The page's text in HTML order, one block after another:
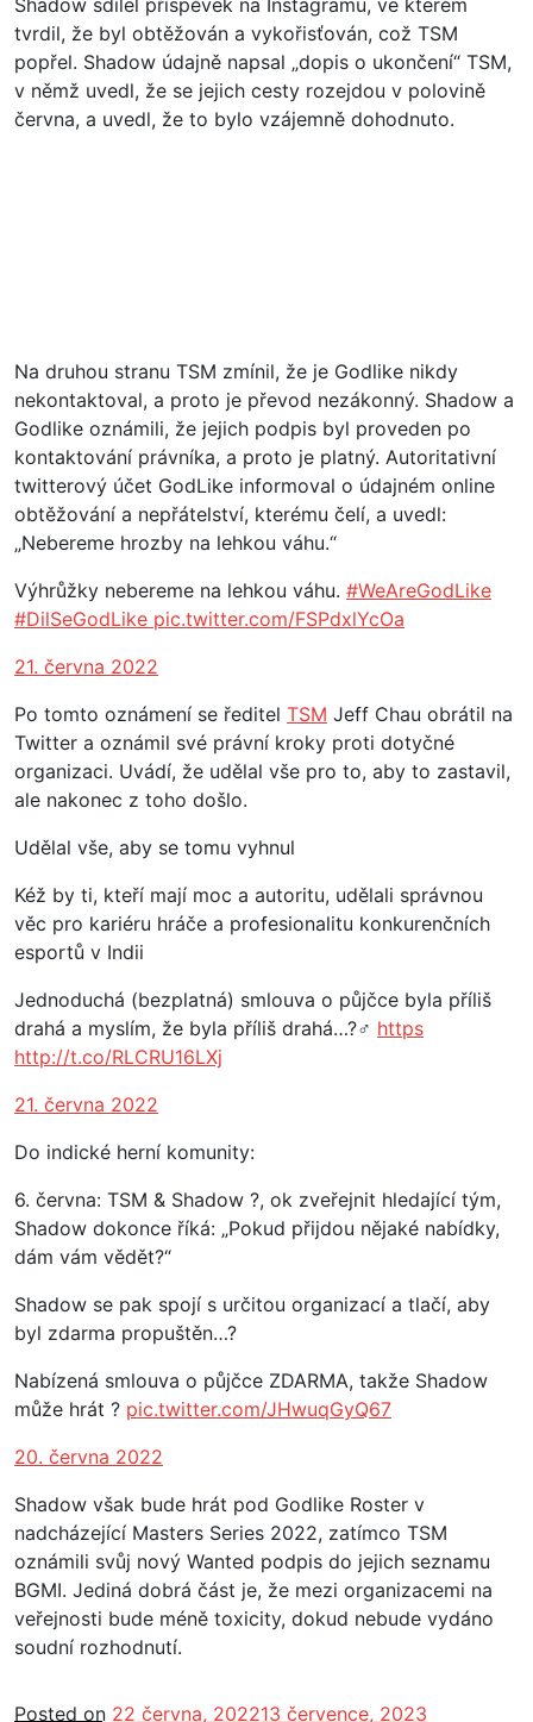
tvrdil, že byl obtěžován a vykořisťován, což TSM
popřel. Shadow údajně napsal „dopis o ukončení“ TSM,
v němž uvedl, že se jejich cesty rozejdou v polovině
června, a uvedl, že to bylo vzájemně dohodnuto.
Na druhou stranu TSM zmínil, že je Godlike nikdy
nekontaktoval, a proto je převod nezákonný. Shadow a
Godlike oznámili, že jejich podpis byl proveden po
kontaktování právníka, a proto je platný. Autoritativní
twitterový účet GodLike informoval o údajném online
obtěžování a nepřátelství, kterému čelí, a uvedl:
„Nebereme hrozby na lehkou váhu.“
Výhrůžky nebereme na lehkou váhu. #WeAreGodLike
#DilSeGodLike pic.twitter.com/FSPdxlYcOa
21. června 2022
Po tomto oznámení se ředitel TSM Jeff Chau obrátil na
Twitter a oznámil své právní kroky proti dotyčné
organizaci. Uvádí, že udělal vše pro to, aby to zastavil,
ale nakonec z toho došlo.
Udělal vše, aby se tomu vyhnul
Kéž by ti, kteří mají moc a autoritu, udělali správnou
věc pro kariéru hráče a profesionalitu konkurenčních
esportů v Indii
Jednoduchá (bezplatná) smlouva o půjčce byla příliš
drahá a myslím, že byla příliš drahá…?‍♂️ https
http://t.co/RLCRU16LXj
21. června 2022
Do indické herní komunity:
6. června: TSM & Shadow ?, ok zveřejnit hledající tým,
Shadow dokonce říká: „Pokud přijdou nějaké nabídky,
dám vám vědět?“
Shadow se pak spojí s určitou organizací a tlačí, aby
byl zdarma propuštěn…?
Nabízená smlouva o půjčce ZDARMA, takže Shadow
může hrát ? pic.twitter.com/JHwuqGyQ67
20. června 2022
Shadow však bude hrát pod Godlike Roster v
nadcházející Masters Series 2022, zatímco TSM
oznámili svůj nový Wanted podpis do jejich seznamu
BGMI. Jediná dobrá část je, že mezi organizacemi na
veřejnosti bude méně toxicity, dokud nebude vydáno
soudní rozhodnutí.
Posted on 22 června, 202213 července, 2023